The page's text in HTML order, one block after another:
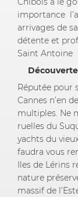
importance
arrivages de
détente et
Saint Antoine
Réputée pour
Cannes n’en
multiples. Ne
ruelles du
yachts du
faudra vous
Iles de Lérins
nature
massif de